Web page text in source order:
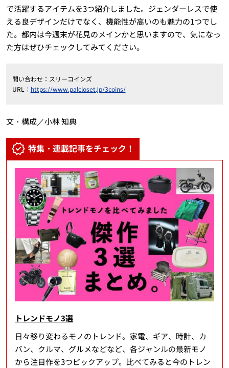
で活躍するアイテムを3つ紹介しました。ジェンダーレスで使
える良デザインだけでなく、機能性が高いのも魅力の1つでし
た。都内は今週末が花見のメインかと思いますので、気になっ
た方はぜひチェックしてみてください。
問い合わせ：スリーコインズ
URL： https://www.palcloset.jp/3coins/
文・構成／小林 知典
特集・連載記事をチェック！
トレンドモノ3選
日々移り変わるモノのトレンド。家電、ギア、時計、カ
バン、クルマ、グルメなどなど、各ジャンルの最新モノ
から注目作を3つピックアップ。比べてみると今のトレン